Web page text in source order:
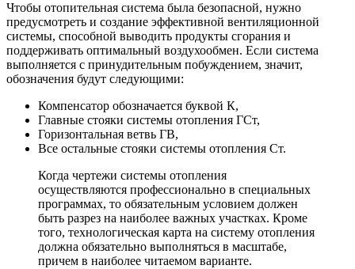
Чтобы отопительная система была безопасной, нужно
предусмотреть и создание эффективной вентиляционной
системы, способной выводить продукты сгорания и
поддерживать оптимальный воздухообмен. Если система
выполняется с принудительным побуждением, значит,
обозначения будут следующими:
Компенсатор обозначается буквой К,
Главные стояки системы отопления ГСт,
Горизонтальная ветвь ГВ,
Все остальные стояки системы отопления Ст.
Когда чертежи системы отопления
осуществляются профессионально в специальных
программах, то обязательным условием должен
быть разрез на наиболее важных участках. Кроме
того, технологическая карта на систему отопления
должна обязательно выполняться в масштабе,
причем в наиболее читаемом варианте.